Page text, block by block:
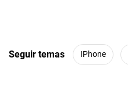
Seguir temas IPhone